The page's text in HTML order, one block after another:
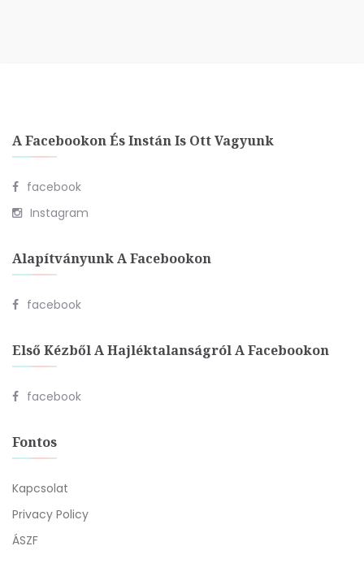
A Facebookon És Instán Is Ott Vagyunk
facebook
Instagram
Alapítványunk A Facebookon
facebook
Első Kézből A Hajléktalanságról A Facebookon
facebook
Fontos
Kapcsolat
Privacy Policy
ÁSZF